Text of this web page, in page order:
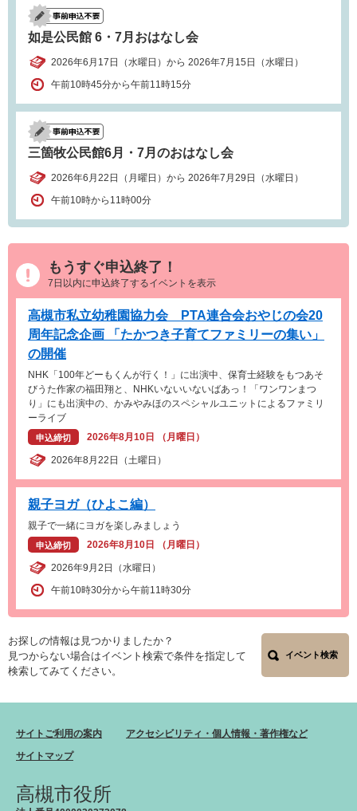
如是公民館 6・7月おはなし会
2026年6月17日（水曜日）から 2026年7月15日（水曜日）
午前10時45分から午前11時15分
三箇牧公民館6月・7月のおはなし会
2026年6月22日（月曜日）から 2026年7月29日（水曜日）
午前10時から11時00分
もうすぐ申込終了！
7日以内に申込終了するイベントを表示
高槻市私立幼稚園協力会 PTA連合会おやじの会20
周年記念企画 「たかつき子育てファミリーの集い」
の開催
NHK「100年どーもくんが行く！」に出演中、保育士経験をもつあそ
びうた作家の福田翔と、NHKいないいないばあっ！「ワンワンまつ
り」にも出演中の、かみやみほのスペシャルユニットによるファミリ
ーライブ
申込締切 2026年8月10日 （月曜日）
2026年8月22日（土曜日）
親子ヨガ（ひよこ編）
親子で一緒にヨガを楽しみましょう
申込締切 2026年8月10日 （月曜日）
2026年9月2日（水曜日）
午前10時30分から午前11時30分
お探しの情報は見つかりましたか？
見つからない場合はイベント検索で条件を指定して
検索してみてください。
イベント検索
サイトご利用の案内
アクセシビリティ・個人情報・著作権など
サイトマップ
高槻市役所